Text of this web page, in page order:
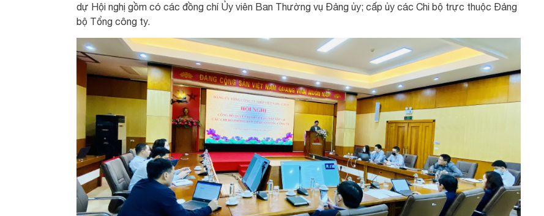
dự Hội nghị gồm có các đồng chí Ủy viên Ban Thường vụ Đảng ủy; cấp ủy các Chi bộ trực thuộc Đảng
bộ Tổng công ty.